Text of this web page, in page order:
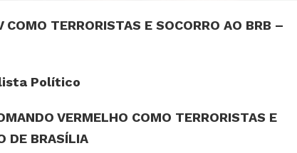
COMO TERRORISTAS E SOCORRO AO BRB –
Político
VERMELHO COMO TERRORISTAS E
DE BRASÍLIA